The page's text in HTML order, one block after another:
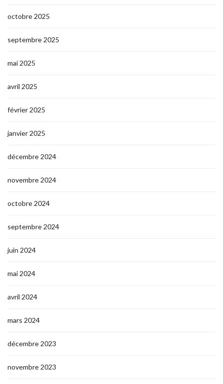
octobre 2025
septembre 2025
mai 2025
avril 2025
février 2025
janvier 2025
décembre 2024
novembre 2024
octobre 2024
septembre 2024
juin 2024
mai 2024
avril 2024
mars 2024
décembre 2023
novembre 2023